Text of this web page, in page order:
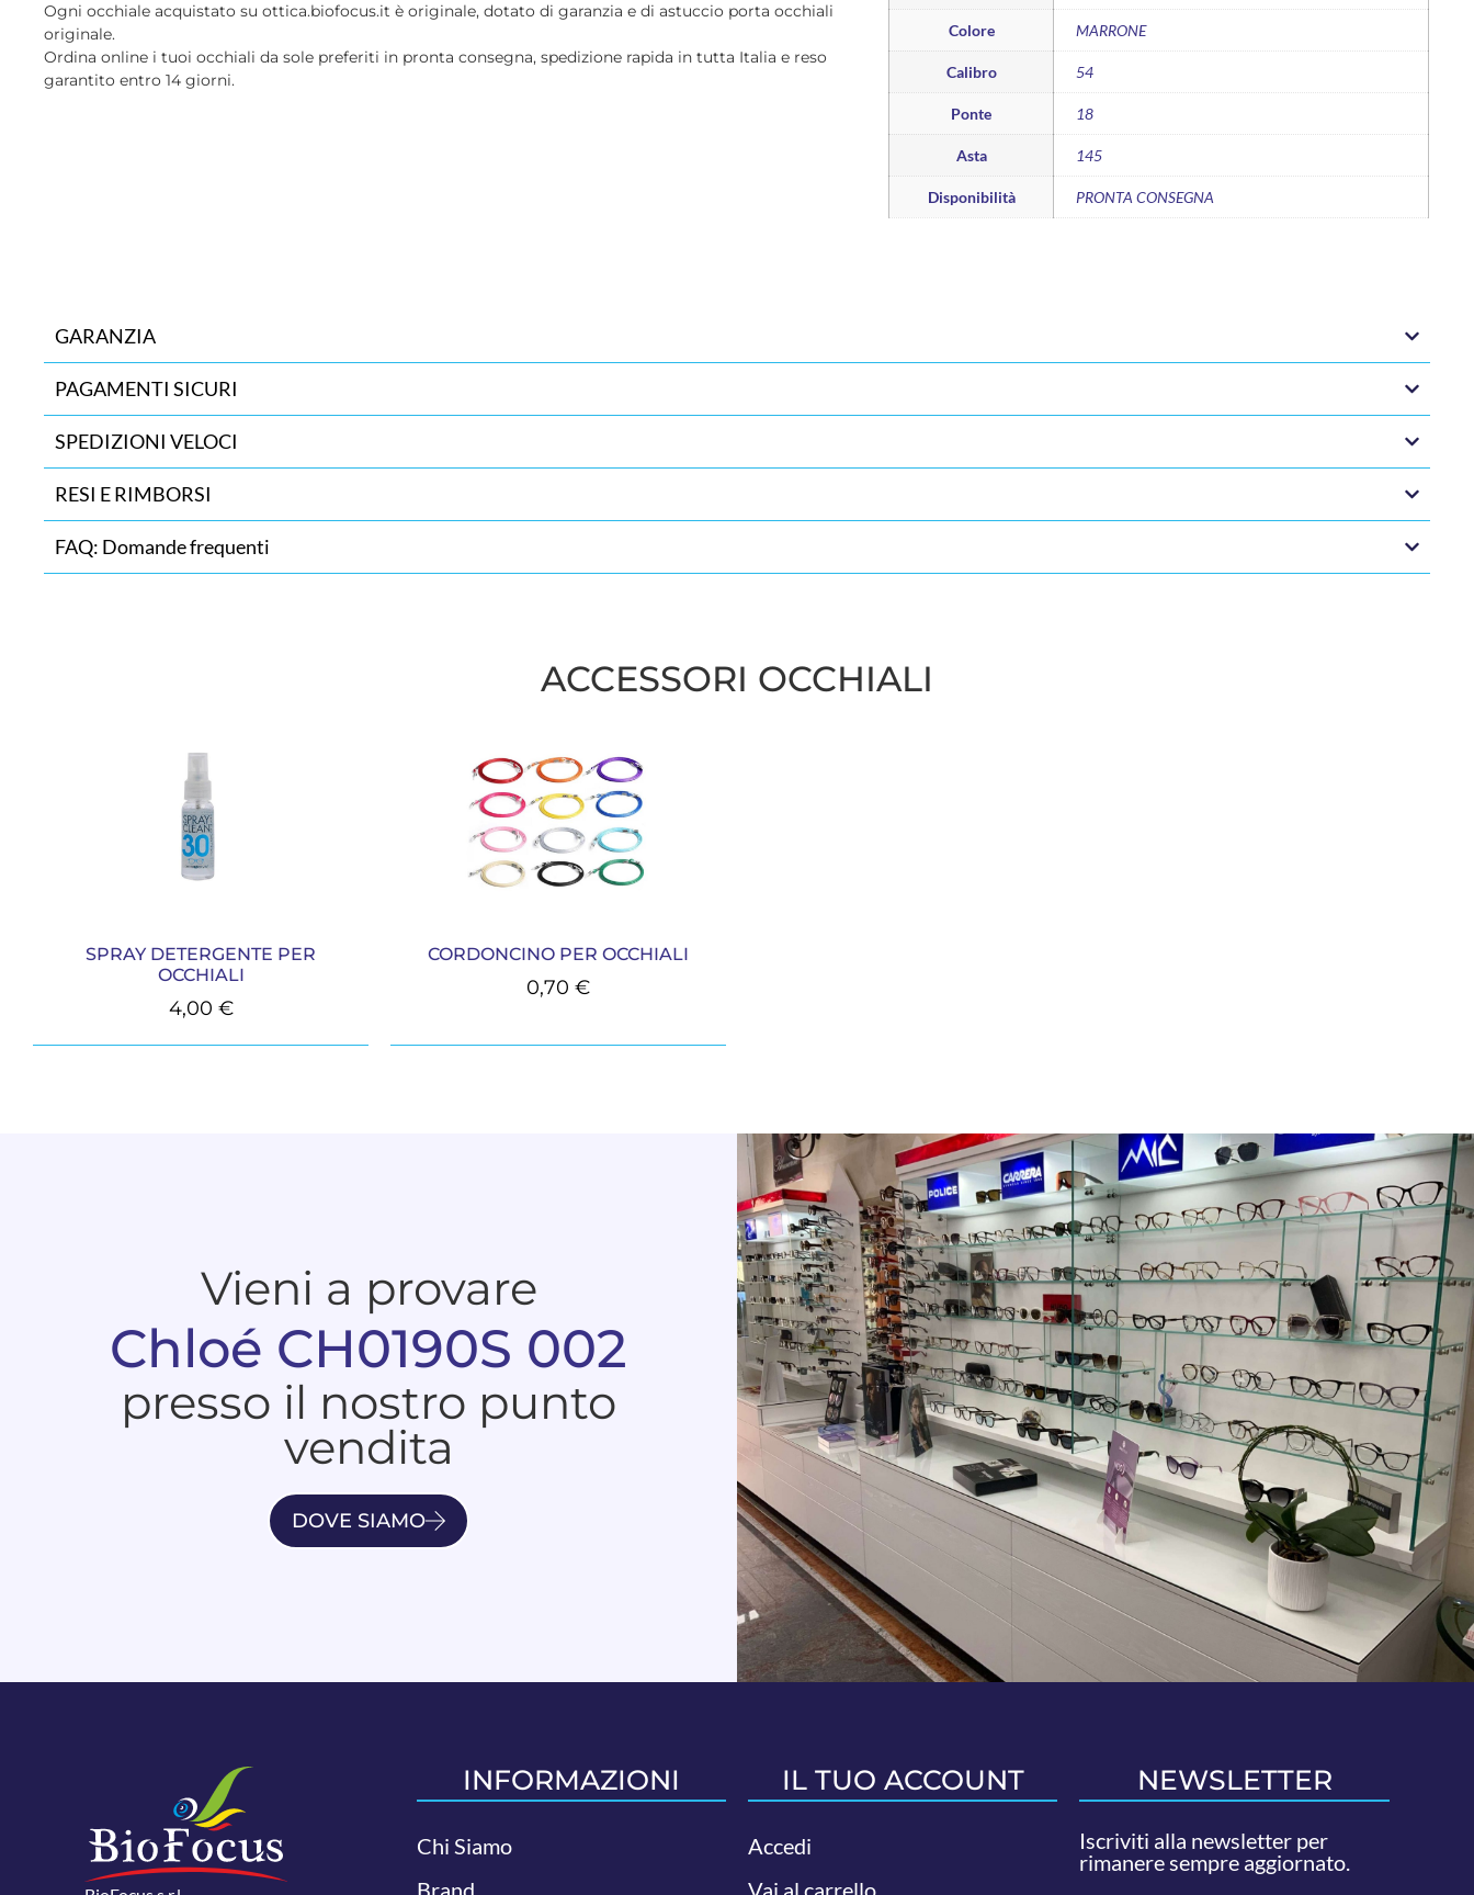
Ogni occhiale acquistato su ottica.biofocus.it è originale, dotato di garanzia e di astuccio porta occhiali
originale.
Ordina online i tuoi occhiali da sole preferiti in pronta consegna, spedizione rapida in tutta Italia e reso
garantito entro 14 giorni.
Colore MARRONE
Calibro 54
Ponte 18
Asta 145
Disponibilità PRONTA CONSEGNA
GARANZIA
PAGAMENTI SICURI
SPEDIZIONI VELOCI
RESI E RIMBORSI
FAQ: Domande frequenti
ACCESSORI OCCHIALI
SPRAY DETERGENTE PER
OCCHIALI
4,00 €
CORDONCINO PER OCCHIALI
0,70 €
Vieni a provare
Chloé CH0190S 002
presso il nostro punto
vendita
DOVE SIAMO
INFORMAZIONI
Chi Siamo
IL TUO ACCOUNT
Accedi
NEWSLETTER
Iscriviti alla newsletter per
rimanere sempre aggiornato.